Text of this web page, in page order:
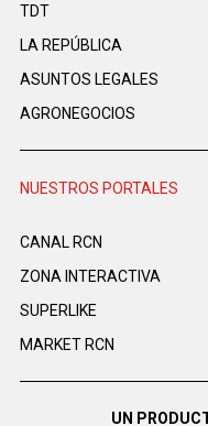
TDT
LA REPÚBLICA
ASUNTOS LEGALES
AGRONEGOCIOS
NUESTROS PORTALES
CANAL RCN
ZONA INTERACTIVA
SUPERLIKE
MARKET RCN
UN